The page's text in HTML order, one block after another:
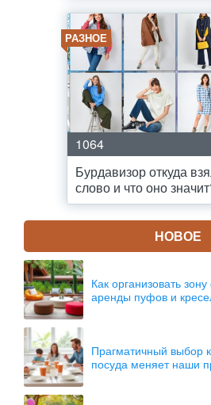
РАЗНОЕ
1064
Бурдавизор откуда
слово и что оно
НОВОЕ
Как организовать
аренды пуфов и
Прагматичный выбор
посуда меняет наши